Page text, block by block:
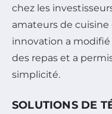
chez les
amateurs de
innovation a
des repas et a
simplicité.
SOLUTIONS DE